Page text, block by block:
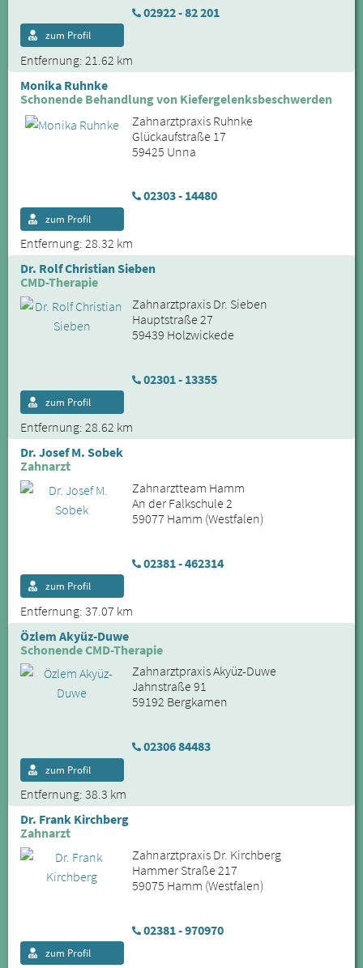
02922 - 82 201
Entfernung: 21.62 km
zum Profil
Monika Ruhnke
Schonende Behandlung von Kiefergelenksbeschwerden
Zahnarztpraxis Ruhnke
Glückaufstraße 17
59425 Unna
02303 - 14480
Entfernung: 28.32 km
zum Profil
Dr. Rolf Christian Sieben
CMD-Therapie
Zahnarztpraxis Dr. Sieben
Hauptstraße 27
59439 Holzwickede
02301 - 13355
Entfernung: 28.62 km
zum Profil
Dr. Josef M. Sobek
Zahnarzt
Zahnarztteam Hamm
An der Falkschule 2
59077 Hamm (Westfalen)
02381 - 462314
Entfernung: 37.07 km
zum Profil
Özlem Akyüz-Duwe
Schonende CMD-Therapie
Zahnarztpraxis Akyüz-Duwe
Jahnstraße 91
59192 Bergkamen
02306 84483
Entfernung: 38.3 km
zum Profil
Dr. Frank Kirchberg
Zahnarzt
Zahnarztpraxis Dr. Kirchberg
Hammer Straße 217
59075 Hamm (Westfalen)
02381 - 970970
zum Profil